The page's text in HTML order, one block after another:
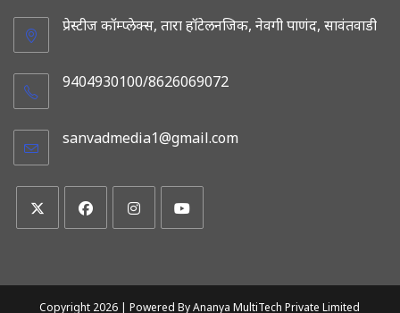
प्रेस्टीज कॉम्प्लेक्स, तारा हॉटेलनजिक, नेवगी पाणंद, सावंतवाडी
9404930100/8626069072
sanvadmedia1@gmail.com
Copyright 2026 |Powered By Ananya MultiTech Private Limited